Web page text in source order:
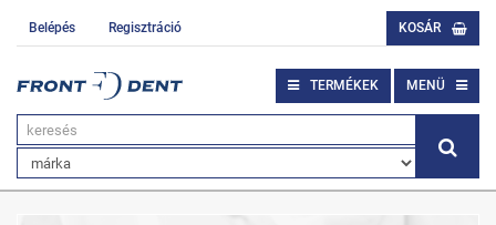
Belépés Regisztráció KOSÁR
TERMÉKEK MENÜ